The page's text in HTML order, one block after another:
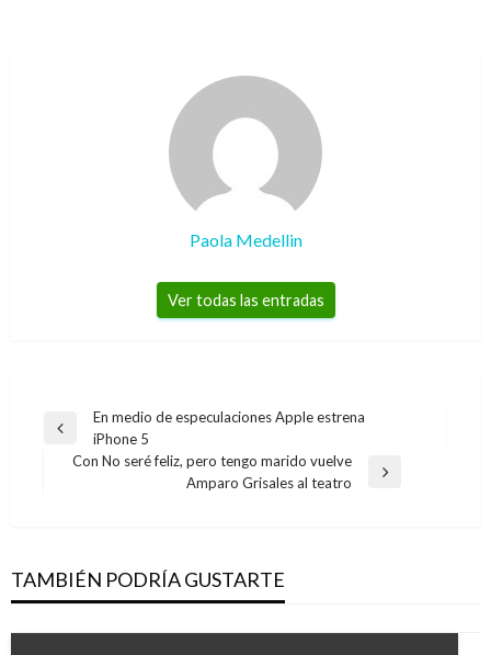
Paola Medellin
Ver todas las entradas
Navegación
Entrada
anterior
En medio de especulaciones Apple estrena
iPhone 5
Con No seré feliz, pero tengo marido vuelve
Amparo Grisales al teatro
TAMBIÉN PODRÍA GUSTARTE